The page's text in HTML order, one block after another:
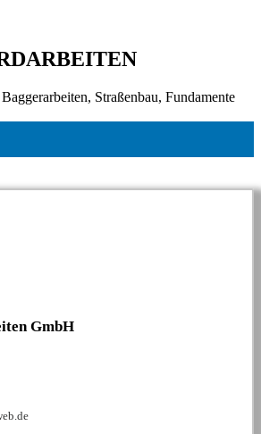
Straßenbau, Fundamente
GmbH